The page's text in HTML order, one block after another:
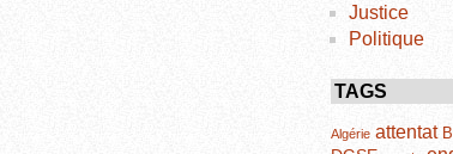
Justice
Politique
TAGS
Algérie attentat